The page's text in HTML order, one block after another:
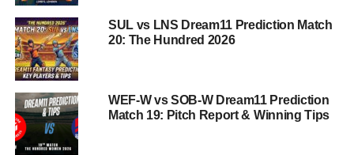
संभावित प्लेइंग XI (Probable Playing XI)
Dream11 फैंटेसी क्रिकेट टिप्स: टॉप पिक्स
SUL vs LNS Dream11 Prediction Match
20: The Hundred 2026
WEF-W vs SOB-W Dream11 Prediction
Match 19: Pitch Report & Winning Tips